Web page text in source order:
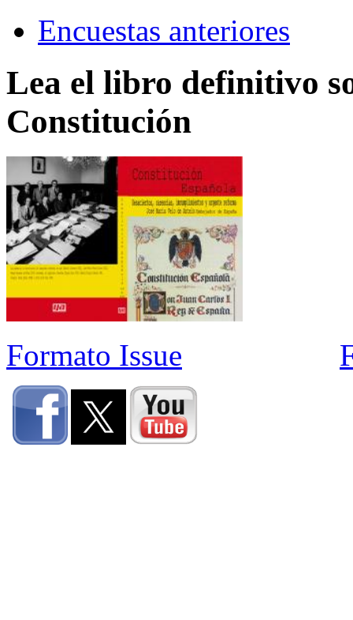
Encuestas anteriores
Lea el libro definitivo
Constitución
Formato Issue